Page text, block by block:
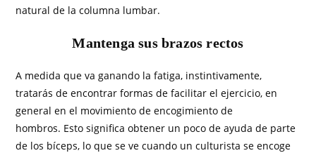
natural de la columna lumbar.
Mantenga sus brazos rectos
A medida que va ganando la fatiga, instintivamente,
tratarás de encontrar formas de facilitar el ejercicio, en
general en el movimiento de encogimiento de
hombros. Esto significa obtener un poco de ayuda de parte
de los bíceps, lo que se ve cuando un culturista se encoge